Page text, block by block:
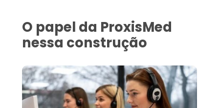
O papel da ProxisMed
nessa construção